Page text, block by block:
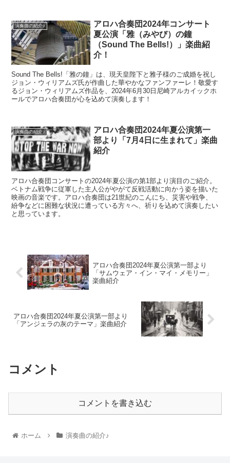
演奏曲の紹介♪
アロハ合奏団2024年コンサート
夏公演「雅（みやび）の鐘
（Sound The Bells!）」楽曲紹
介！
Sound The Bells!「雅の鐘」は、現天皇陛下と雅子様のご成婚を祝し
ジョン・ウィリアムズ氏が作曲した華やかなファンファーレ！敬愛す
るジョン・ウィリアムズ作品を、2024年6月30日尼崎アルカイックホ
ールでアロハ合奏団が心を込めて演奏します！
演奏曲の紹介♪
アロハ合奏団2024年夏公演第一
部より「7月4日に生まれて」楽曲
紹介
アロハ合奏団コンサートの2024年夏公演の第1部より演目のご紹介。
ベトナム戦争に従軍した主人公がやがて反戦活動に向かう姿を描いた
映画の音楽です。アロハ合奏団は21世紀のこんにち、災害や戦争、
紛争などに困難な状況に遭っている方々へ、祈りを込めて演奏したい
と思っています。
アロハ合奏団2024年夏公演第一部より
「サムウェア・イン・マイ・メモリー」
楽曲紹介
アロハ合奏団2024年夏公演第一部より
「アンジェラの灰のテーマ」楽曲紹介
コメント
コメントを書き込む
ホーム 演奏曲の紹介♪